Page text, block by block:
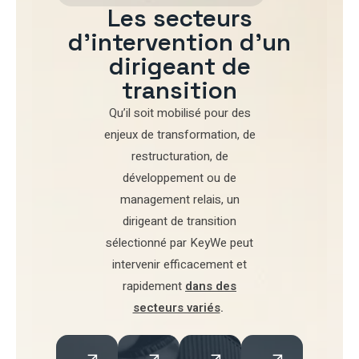
Les secteurs
d'intervention d'un
dirigeant de
transition
Qu’il soit mobilisé pourdes
enjeux de transformation, de
restructuration, de
développementou de
management relais, un
dirigeant de transition
sélectionné par KeyWe peut
intervenir efficacement et
rapidement dans des
secteurs variés.